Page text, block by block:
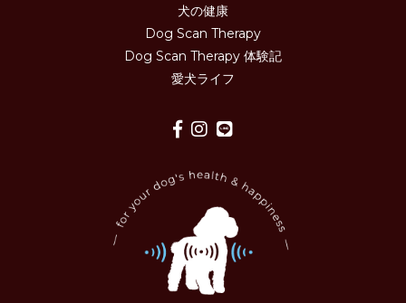
犬の健康
Dog Scan Therapy
Dog Scan Therapy 体験記
愛犬ライフ